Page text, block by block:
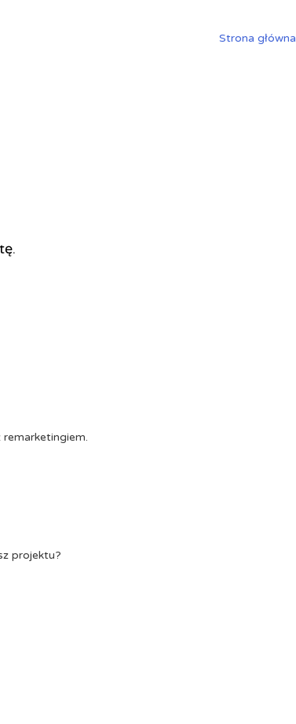
Strona główna
remarketingiem.
projektu?